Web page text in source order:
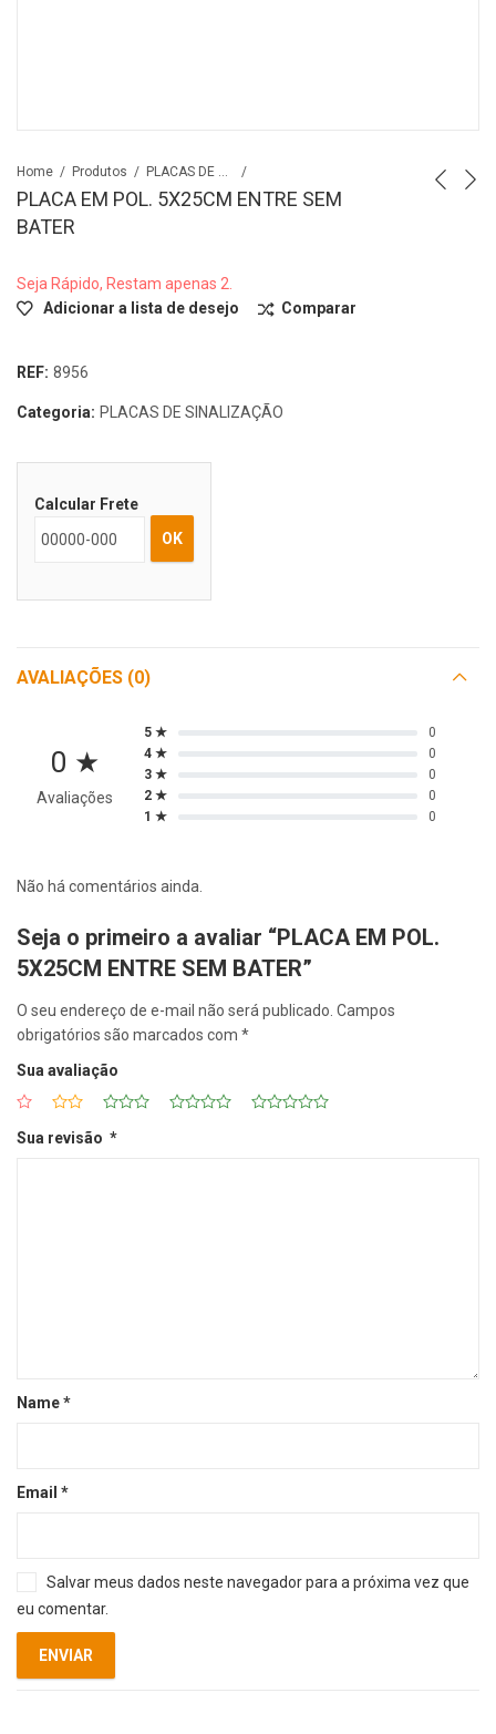
Home Produtos PLACAS DE SINALIZAÇÃO
PLACA EM POL. 5X25CM ENTRE SEM
BATER
Seja Rápido, Restam apenas 2.
Adicionar a lista de desejo
Comparar
REF: 8956
Categoria: PLACAS DE SINALIZAÇÃO
Calcular Frete
OK
AVALIAÇÕES (0)
0 ★
Avaliações
5 ★
0
4 ★
0
3 ★
0
2 ★
0
1 ★
0
Não há comentários ainda.
Seja o primeiro a avaliar “PLACA EM POL.
5X25CM ENTRE SEM BATER”
O seu endereço de e-mail não será publicado. Campos
obrigatórios são marcados com *
Sua avaliação
Sua revisão *
Name*
Email *
Salvar meus dados neste navegador para a próxima vez que
eu comentar.